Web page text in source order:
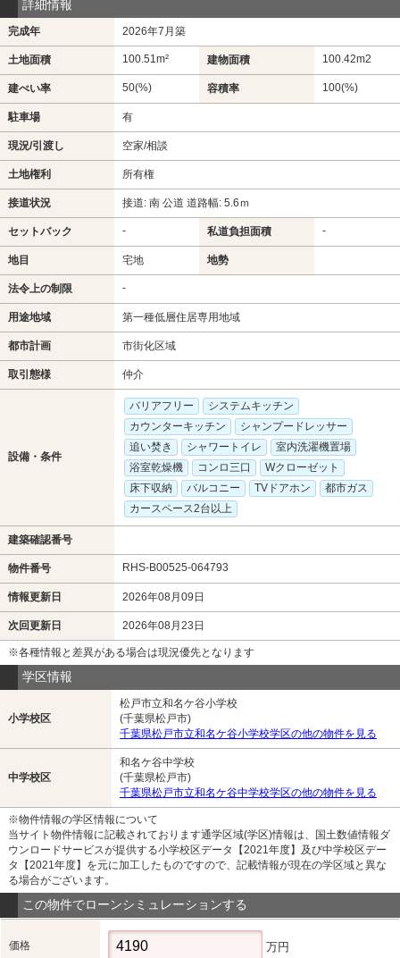
詳細情報
完成年 2026年7月築
土地面積 100.51m² 建物面積 100.42m2
建ぺい率 50(%) 容積率 100(%)
駐車場 有
現況/引渡し 空家/相談
土地権利 所有権
接道状況 接道: 南 公道 道路幅: 5.6ｍ
セットバック - 私道負担面積 -
地目 宅地 地勢
法令上の制限 -
用途地域 第一種低層住居専用地域
都市計画 市街化区域
取引態様 仲介
設備・条件
バリアフリー
システムキッチン
カウンターキッチン
シャンプードレッサー
追い焚き
シャワートイレ
室内洗濯機置場
浴室乾燥機
コンロ三口
Wクローゼット
床下収納
バルコニー TVドアホン
都市ガス
カースペース2台以上
建築確認番号
物件番号 RHS-B00525-064793
情報更新日 2026年08月09日
次回更新日 2026年08月23日
※各種情報と差異がある場合は現況優先となります
学区情報
小学校区
松戸市立和名ケ谷小学校
(千葉県松戸市)
千葉県松戸市立和名ケ谷小学校学区の他の物件を見る
中学校区
和名ケ谷中学校
(千葉県松戸市)
千葉県松戸市立和名ケ谷中学校学区の他の物件を見る
※物件情報の学区情報について
当サイト物件情報に記載されております通学区域(学区)情報は、国土数値情報ダ
ウンロードサービスが提供する小学校区データ【2021年度】及び中学校区デー
タ【2021年度】を元に加工したものですので、記載情報が現在の学区域と異な
る場合がございます。
この物件でローンシミュレーションする
価格 万円